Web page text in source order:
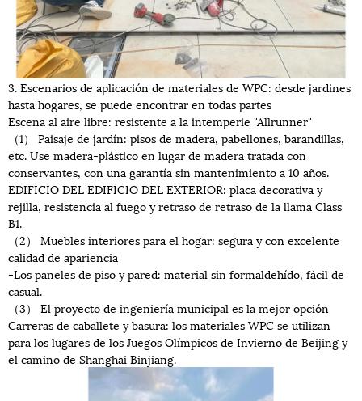
3. Escenarios de aplicación de materiales de WPC: desde jardines
hasta hogares, se puede encontrar en todas partes
Escena al aire libre: resistente a la intemperie "Allrunner"
（1） Paisaje de jardín: pisos de madera, pabellones, barandillas,
etc. Use madera-plástico en lugar de madera tratada con
conservantes, con una garantía sin mantenimiento a 10 años.
EDIFICIO DEL EDIFICIO DEL EXTERIOR: placa decorativa y
rejilla, resistencia al fuego y retraso de retraso de la llama Class
B1.
（2） Muebles interiores para el hogar: segura y con excelente
calidad de apariencia
-Los paneles de piso y pared: material sin formaldehído, fácil de
casual.
（3） El proyecto de ingeniería municipal es la mejor opción
Carreras de caballete y basura: los materiales WPC se utilizan
para los lugares de los Juegos Olímpicos de Invierno de Beijing y
el camino de Shanghai Binjiang.